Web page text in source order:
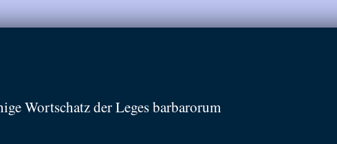
Wortschatz der Leges barbarorum